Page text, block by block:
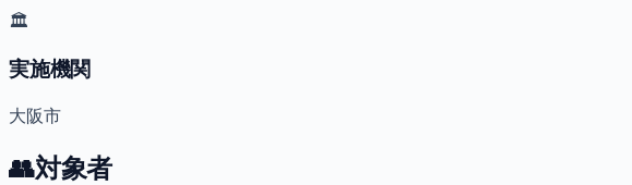
🏛️
実施機関
大阪市
👥対象者